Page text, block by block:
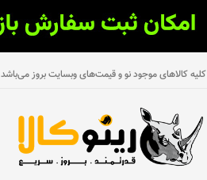
کلیه کالاهای موجود نو و قیمت‌های وبسایت بروز می‌باشد